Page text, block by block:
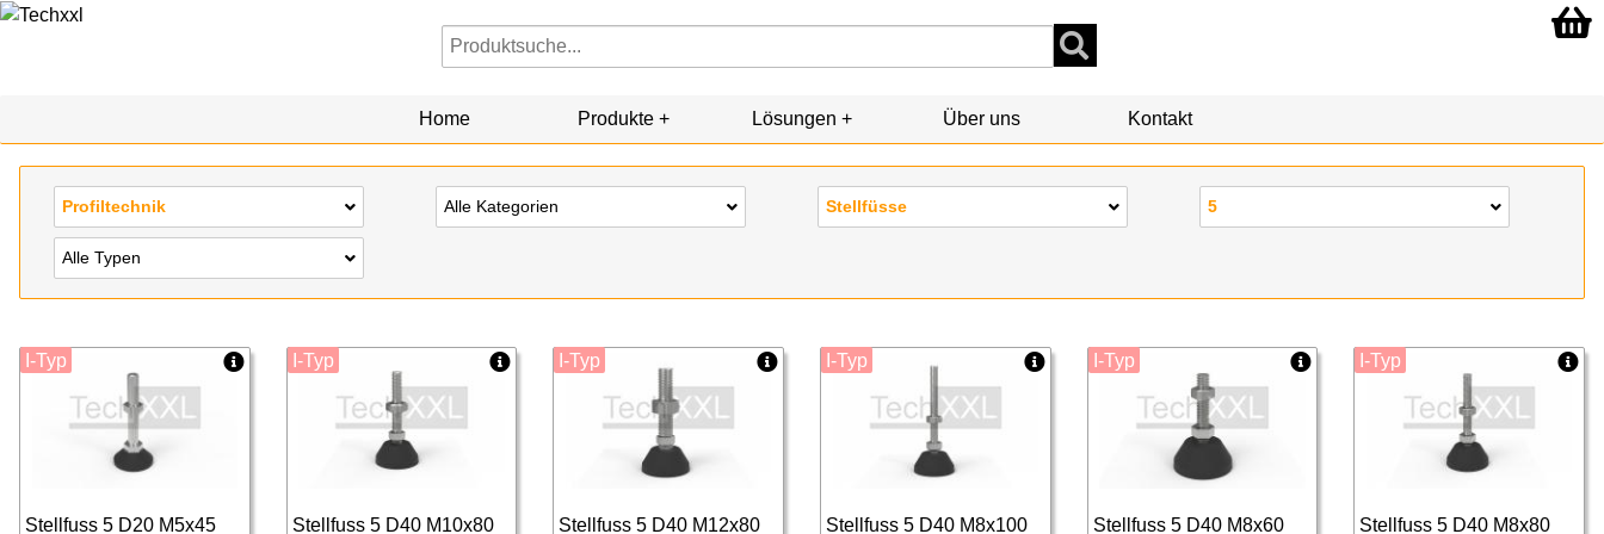
Home Produkte Lösungen Über uns Kontakt
Profiltechnik Alle Kategorien Stellfüsse 5
Alle Typen
Stellfuss 5 D20 M5x45
I-Typ
Stellfuss 5 D40 M10x80
I-Typ
Stellfuss 5 D40 M12x80
I-Typ
Stellfuss 5 D40 M8x100
I-Typ
Stellfuss 5 D40 M8x60
I-Typ
Stellfuss 5 D40 M8x80
I-Typ